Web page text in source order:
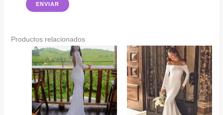
Productos relacionados